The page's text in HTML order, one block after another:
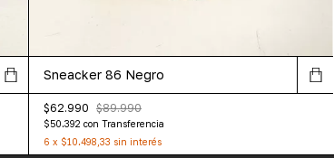
Sneacker 86 Negro
$62.990 $89.990
$50.392 con Transferencia
6 x $10.498,33 sin interés